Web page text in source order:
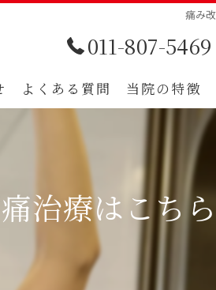
痛み
011-807-5469
よくある質問 当院の特徴
肩
治療はこちら